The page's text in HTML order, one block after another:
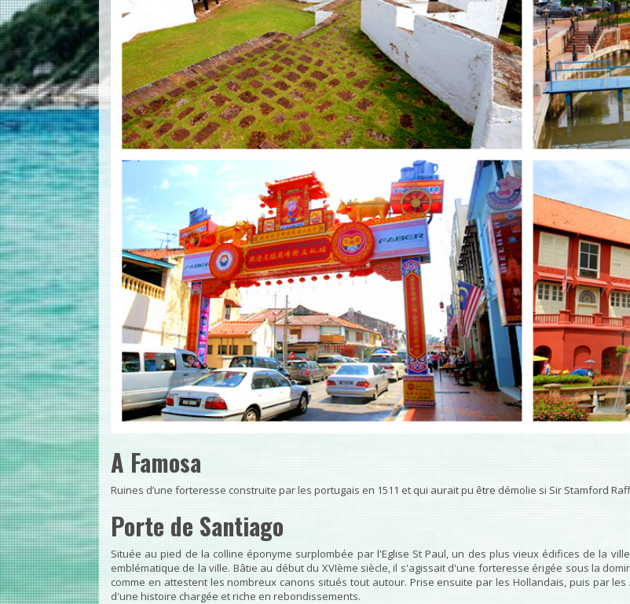
A Famosa
Ruines d’une forteresse construite par les portugais en 1511 et qui aurait pu être démolie si Sir Stamford
Porte de Santiago
Située au pied de la colline éponyme surplombée par l'Eglise St Paul, un des plus vieux édifices de la
emblématique de la ville. Bâtie au début du XVIème siècle, il s'agissait d'une forteresse érigée sous la
comme en attestent les nombreux canons situés tout autour. Prise ensuite par les Hollandais, puis par
d'une histoire chargée et riche en rebondissements.